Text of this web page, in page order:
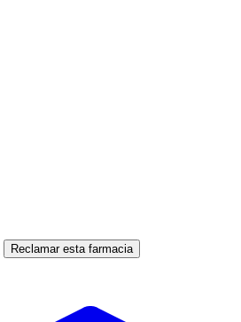
Reclamar esta farmacia